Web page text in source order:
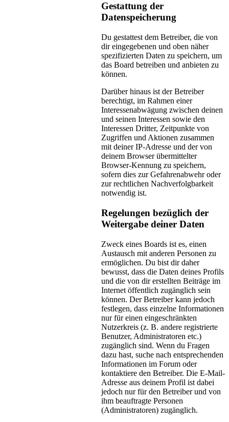
Gestattung der
Datenspeicherung
Du gestattest dem Betreiber, die von
dir eingegebenen und oben näher
spezifizierten Daten zu speichern, um
das Board betreiben und anbieten zu
können.
Darüber hinaus ist der Betreiber
berechtigt, im Rahmen einer
Interessenabwägung zwischen deinen
und seinen Interessen sowie den
Interessen Dritter, Zeitpunkte von
Zugriffen und Aktionen zusammen
mit deiner IP-Adresse und der von
deinem Browser übermittelter
Browser-Kennung zu speichern,
sofern dies zur Gefahrenabwehr oder
zur rechtlichen Nachverfolgbarkeit
notwendig ist.
Regelungen bezüglich der
Weitergabe deiner Daten
Zweck eines Boards ist es, einen
Austausch mit anderen Personen zu
ermöglichen. Du bist dir daher
bewusst, dass die Daten deines Profils
und die von dir erstellten Beiträge im
Internet öffentlich zugänglich sein
können. Der Betreiber kann jedoch
festlegen, dass einzelne Informationen
nur für einen eingeschränkten
Nutzerkreis (z. B. andere registrierte
Benutzer, Administratoren etc.)
zugänglich sind. Wenn du Fragen
dazu hast, suche nach entsprechenden
Informationen im Forum oder
kontaktiere den Betreiber. Die E-Mail-
Adresse aus deinem Profil ist dabei
jedoch nur für den Betreiber und von
ihm beauftragte Personen
(Administratoren) zugänglich.